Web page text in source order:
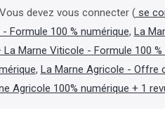
devez vous connecter (se
Formule 100 % numérique, La
Marne Viticole - Formule 100 %
, La Marne Agricole - Offre
Agricole 100% numérique + 1
Henkell mais s'est refinancé
La maison de champagne Maison
Pommery, fortement endettée, a
annoncé le 5 août que les
négociations exclusives avec le
fabricant allemand de vin mousseux